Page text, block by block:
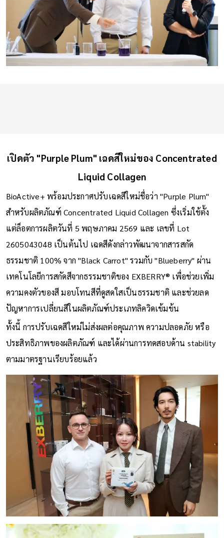
เปิดตัว "Purple Plum" เฉดสีใหม่ของ Concentrated
Liquid Collagen
BioActive+ พร้อมประกาศปรับเฉดสีใหม่ชื่อว่า "Purple Plum"
สำหรับผลิตภัณฑ์ Concentrated Liquid Collagen ซึ่งเริ่มใช้ตั้ง
แต่ล็อตการผลิตวันที่ 5 พฤษภาคม 2569 และ เลขที่ Lot
2605043048 เป็นต้นไป เฉดสีดังกล่าวพัฒนาจากสารสกัด
ธรรมชาติ 100% จาก "Black Carrot" รวมกับ "Blueberry" ผ่าน
เทคโนโลยีการสกัดสีจากธรรมชาติของ EXBERRY® เพื่อช่วยเพิ่ม
ความคงตัวของสี มอบโทนสีที่ดูสดใสเป็นธรรมชาติ และช่วยลด
ปัญหาการเปลี่ยนสีในผลิตภัณฑ์ประเภทลิควิดเข้มข้น
ทั้งนี้ การปรับเฉดสีใหม่ไม่ส่งผลต่อคุณภาพ ความปลอดภัย หรือ
ประสิทธิภาพของผลิตภัณฑ์ และได้ผ่านการทดสอบด้าน stability
ตามมาตรฐานเรียบร้อยแล้ว